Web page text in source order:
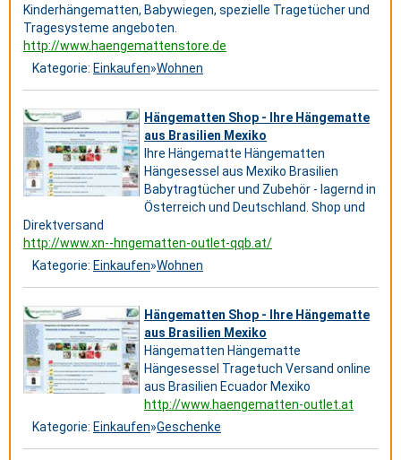
Kinderhängematten, Babywiegen, spezielle Tragetücher und
Tragesysteme angeboten.
http://www.haengemattenstore.de
Kategorie: Einkaufen»Wohnen
Hängematten Shop - Ihre Hängematte
aus Brasilien Mexiko
Ihre Hängematte Hängematten
Hängesessel aus Mexiko Brasilien
Babytragtücher und Zubehör - lagernd in
Österreich und Deutschland. Shop und
Direktversand
http://www.xn--hngematten-outlet-qqb.at/
Kategorie: Einkaufen»Wohnen
Hängematten Shop - Ihre Hängematte
aus Brasilien Mexiko
Hängematten Hängematte
Hängesessel Tragetuch Versand online
aus Brasilien Ecuador Mexiko
http://www.haengematten-outlet.at
Kategorie: Einkaufen»Geschenke